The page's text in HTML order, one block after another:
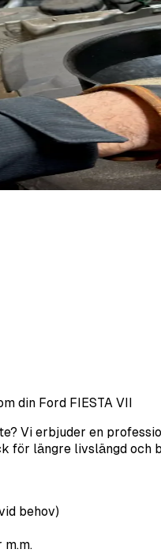
din Ford FIESTA VII
Vi erbjuder en
för längre livslängd och
behov)